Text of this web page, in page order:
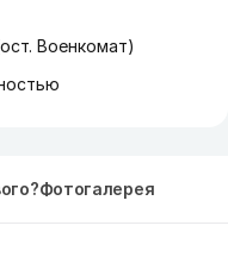
Военкомат)
Фотогалерея